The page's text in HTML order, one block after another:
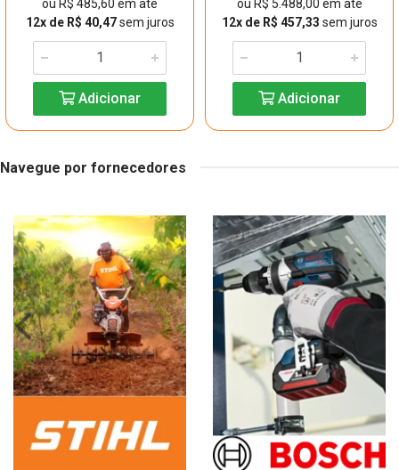
ou R$ 485,60 em até
12x de R$ 40,47sem juros
Adicionar
ou R$ 5.488,00 em até
12x de R$ 457,33 sem juros
Adicionar
Navegue por fornecedores